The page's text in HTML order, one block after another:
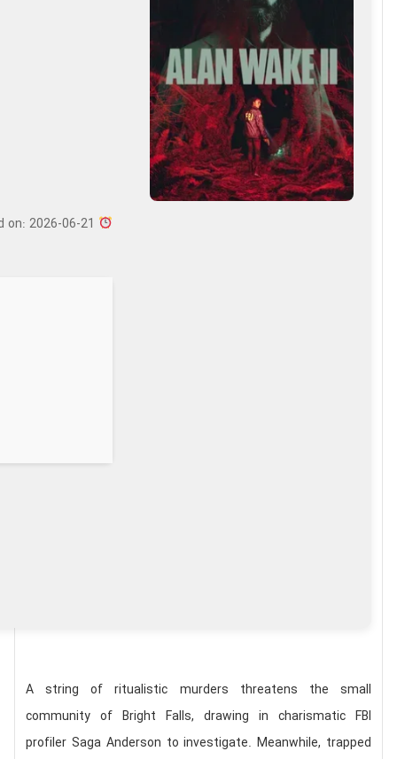
A string of ritualistic murders threatens the small
community of Bright Falls, drawing in charismatic FBI
profiler Saga Anderson to investigate. Meanwhile, trapped